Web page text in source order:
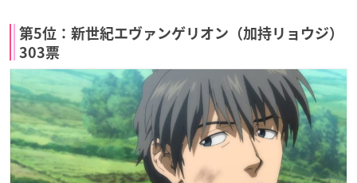
第5位：新世紀エヴァンゲリオン（加持リョウジ）
303票